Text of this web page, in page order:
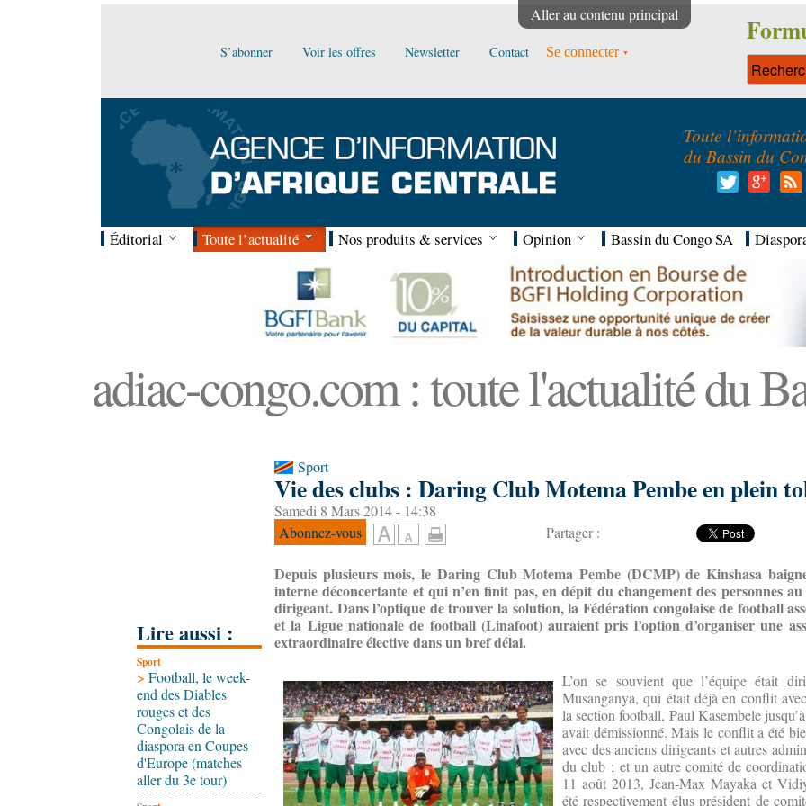
Aller au contenu principal
S’abonner Voir les offres Newsletter Contact Se connecter
Toute
du Bassin du
Éditorial Toute l’actualité Nos produits & services Opinion Bassin du Congo SA
adiac-congo.com : toute l'actualité du
Lire aussi :
Sport
> Football, le week-
end des Diables
rouges et des
Congolais de la
diaspora en Coupes
d'Europe (matches
aller du 3e tour)
Sport
Vie des clubs : Daring Club Motema Pembe en plein
Samedi 8 Mars 2014 - 14:38
Abonnez-vous
Partager :
Depuis plusieurs mois, le Daring Club Motema Pembe (DCMP) de Kinshasa
interne déconcertante et qui n’en finit pas, en dépit du changement des personnes
dirigeant. Dans l’optique de trouver la solution, la Fédération congolaise de football
et la Ligue nationale de football (Linafoot) auraient pris l’option d’organiser une
extraordinaire élective dans un bref délai.
L’on se souvient que l’équipe était
Musanganya, qui était déjà en conflit
la section football, Paul Kasembele
avait démissionné. Mais le conflit a été
avec des anciens dirigeants et autres
du club ; et un autre comité de
11 août 2013, Jean-Max Mayaka et
été respectivement élus président de